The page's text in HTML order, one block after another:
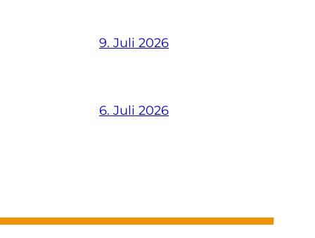
9. Juli 2026
6. Juli 2026